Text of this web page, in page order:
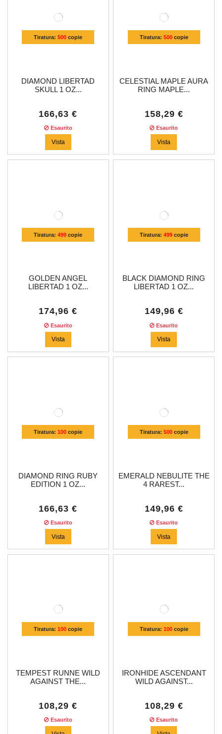
Tiratura:500 copie
DIAMOND LIBERTAD
SKULL 1 OZ...
166,63 €
Esaurito
Vista
Tiratura: 500copie
CELESTIAL MAPLE AURA
RING MAPLE...
158,29 €
Esaurito
Vista
Tiratura:499 copie
GOLDEN ANGEL
LIBERTAD 1 OZ...
174,96 €
Esaurito
Vista
Tiratura: 499copie
BLACK DIAMOND RING
LIBERTAD 1 OZ...
149,96 €
Esaurito
Vista
Tiratura:100 copie
DIAMOND RING RUBY
EDITION 1 OZ...
166,63 €
Esaurito
Vista
Tiratura: 500copie
EMERALD NEBULITE THE
4 RAREST...
149,96 €
Esaurito
Vista
Tiratura:100 copie
TEMPEST RUNNE WILD
AGAINST THE...
108,29 €
Esaurito
Tiratura: 100copie
IRONHIDE ASCENDANT
WILD AGAINST...
108,29 €
Esaurito